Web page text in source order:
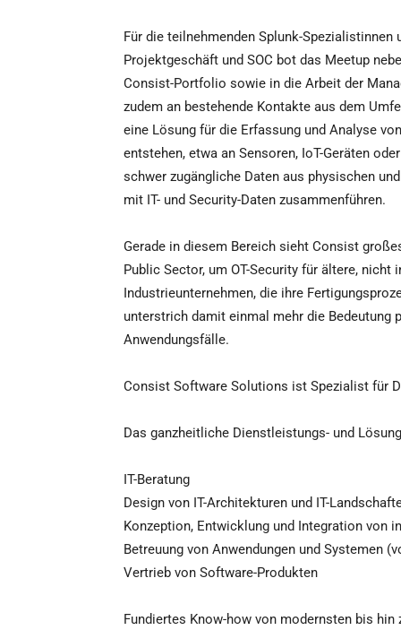
Für die teilnehmenden Splunk-
Projektgeschäft und SOC bot das Meetup
Consist-Portfolio sowie in die Arbeit der
zudem an bestehende Kontakte aus dem
eine Lösung für die Erfassung und Analyse
entstehen, etwa an Sensoren, IoT-Geräten
schwer zugängliche Daten aus physischen
mit IT- und Security-Daten zusammenführen.
Gerade in diesem Bereich sieht Consist
Public Sector, um OT-Security für ältere,
Industrieunternehmen, die ihre
unterstrich damit einmal mehr die Bedeutung
Anwendungsfälle.
Consist Software Solutions ist Spezialist für
Das ganzheitliche Dienstleistungs- und
IT-Beratung
Design von IT-Architekturen und IT-
Konzeption, Entwicklung und Integration von
Betreuung von Anwendungen und Systemen
Vertrieb von Software-Produkten
Fundiertes Know-how von modernsten bis